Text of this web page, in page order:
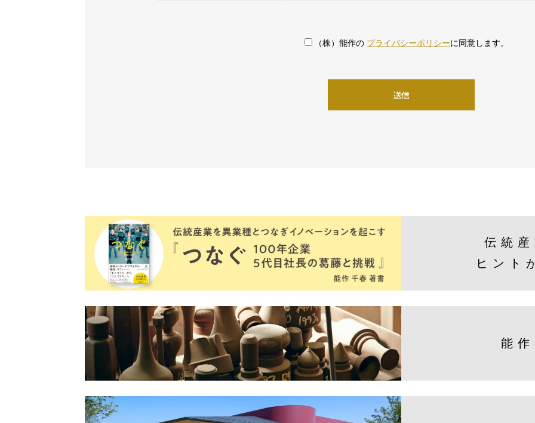
（株）能作の プライバシーポリシーに同意します。
伝統
ヒント
能